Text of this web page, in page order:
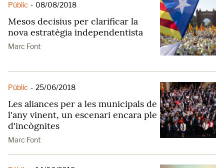
Públic - 08/08/2018
Mesos decisius per clarificar la
nova estratègia independentista
Marc Font
Públic - 25/06/2018
Les aliances per a les municipals de
l'any vinent, un escenari encara ple
d'incògnites
Marc Font